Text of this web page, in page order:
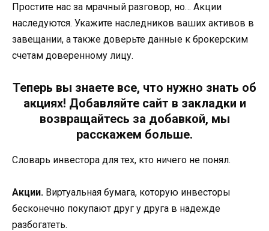
Простите нас за мрачный разговор, но… Акции
наследуются. Укажите наследников ваших активов в
завещании, а также доверьте данные к брокерским
счетам доверенному лицу.
Теперь вы знаете все, что нужно знать об
акциях! Добавляйте сайт в закладки и
возвращайтесь за добавкой, мы
расскажем больше.
Словарь инвестора для тех, кто ничего не понял.
Акции. Виртуальная бумага, которую инвесторы
бесконечно покупают друг у друга в надежде
разбогатеть.